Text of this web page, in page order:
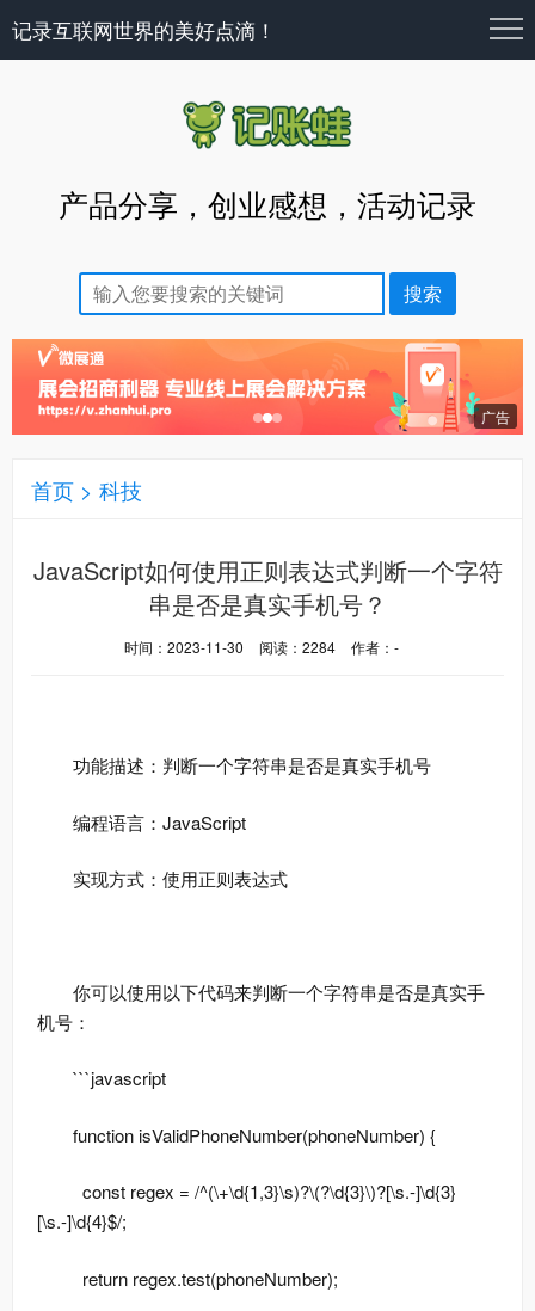
记录互联网世界的美好点滴！
产品分享，创业感想，活动记录
首页 > 科技
JavaScript如何使用正则表达式判断一个字符
串是否是真实手机号？
时间：2023-11-30 阅读：2284 作者：-
功能描述：判断一个字符串是否是真实手机号
编程语言：JavaScript
实现方式：使用正则表达式
你可以使用以下代码来判断一个字符串是否是真实手
机号：
```javascript
function isValidPhoneNumber(phoneNumber) {
const regex = /^(\+\d{1,3}\s)?\(?\d{3}\)?[\s.-]\d{3}
[\s.-]\d{4}$/;
return regex.test(phoneNumber);